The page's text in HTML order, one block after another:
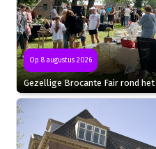
Op 8 augustus 2026
Gezellige Brocante Fair rond